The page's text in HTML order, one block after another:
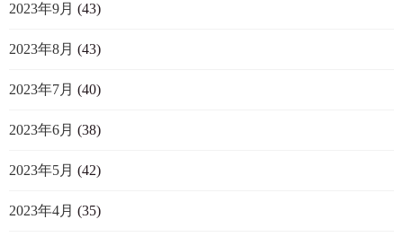
2023年9月 (43)
2023年8月 (43)
2023年7月 (40)
2023年6月 (38)
2023年5月 (42)
2023年4月 (35)